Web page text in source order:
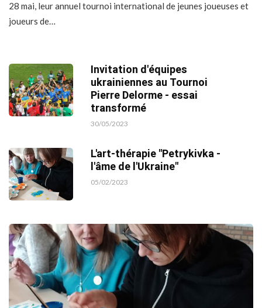
28 mai, leur annuel tournoi international de jeunes joueuses et
joueurs de…
Invitation d'équipes
ukrainiennes au Tournoi
Pierre Delorme - essai
transformé
30/05/2023
L'art-thérapie "Petrykivka -
l'âme de l'Ukraine"
05/02/2023